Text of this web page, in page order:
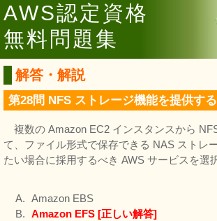
AWS認定資格
無料問題集
解答・解説
第28問 NFS ストレージ機能を提供す
複数の Amazon EC2 インスタンスから
て、ファイル形式で保存できる NAS ストレ
たい場合に採用するべき AWS サービスを選
Amazon EBS
Amazon EFS [正しい解答]